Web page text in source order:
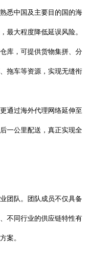
悉中国及主要目的国的海
最大程度降低延误风险。
库，可提供货物集拼、分
拖车等资源，实现无缝衔
通过海外代理网络延伸至
一公里配送，真正实现全
团队。团队成员不仅具备
不同行业的供应链特性有
案。